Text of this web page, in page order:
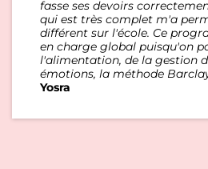
fasse ses devoirs
qui est très complet m'a
différent sur l'école. Ce
en charge global puisqu'on
l'alimentation, de la gestion
émotions, la méthode
Yosra